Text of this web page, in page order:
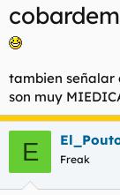
tambien señalar
son muy
E Freak